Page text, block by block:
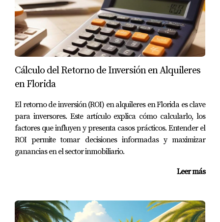
Cálculo del Retorno de Inversión en Alquileres
en Florida
El retorno de inversión (ROI) en alquileres en Florida es clave
para inversores. Este artículo explica cómo calcularlo, los
factores que influyen y presenta casos prácticos. Entender el
ROI permite tomar decisiones informadas y maximizar
ganancias en el sector inmobiliario.
Leer más